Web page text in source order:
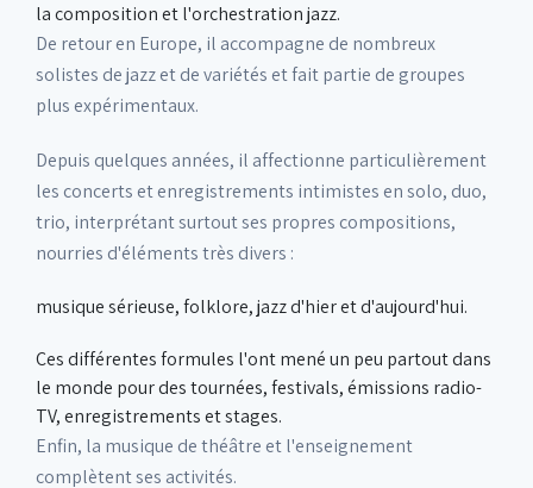
la composition et l'orchestration jazz.
De retour en Europe, il accompagne de nombreux
solistes de jazz et de variétés et fait partie de groupes
plus expérimentaux.
Depuis quelques années, il affectionne particulièrement
les concerts et enregistrements intimistes en solo, duo,
trio, interprétant surtout ses propres compositions,
nourries d'éléments très divers :
musique sérieuse, folklore, jazz d'hier et d'aujourd'hui.
Ces différentes formules l'ont mené un peu partout dans
le monde pour des tournées, festivals, émissions radio-
TV, enregistrements et stages.
Enfin, la musique de théâtre et l'enseignement
complètent ses activités.